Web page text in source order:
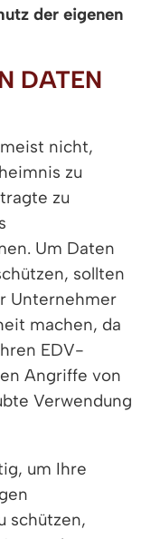
der eigenen
DATEN
nicht,
zu
zu
Um Daten
sollten
Unternehmer
machen, da
EDV-
Angriffe von
Verwendung
um Ihre
schützen,